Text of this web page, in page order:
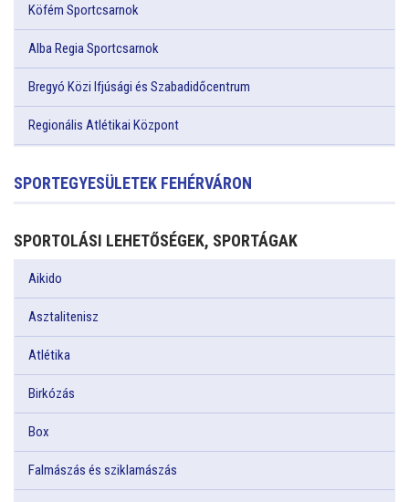
Köfém Sportcsarnok
Alba Regia Sportcsarnok
Bregyó Közi Ifjúsági és Szabadidőcentrum
Regionális Atlétikai Központ
SPORTEGYESÜLETEK FEHÉRVÁRON
SPORTOLÁSI LEHETŐSÉGEK, SPORTÁGAK
Aikido
Asztalitenisz
Atlétika
Birkózás
Box
Falmászás és sziklamászás